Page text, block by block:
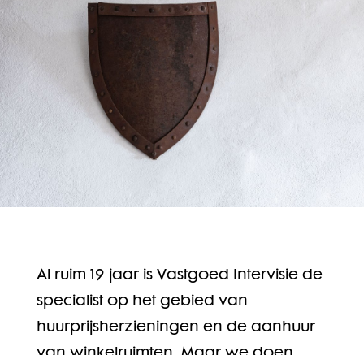
Al ruim 19 jaar is Vastgoed Intervisie de
specialist op het gebied van
huurprijsherzieningen en de aanhuur